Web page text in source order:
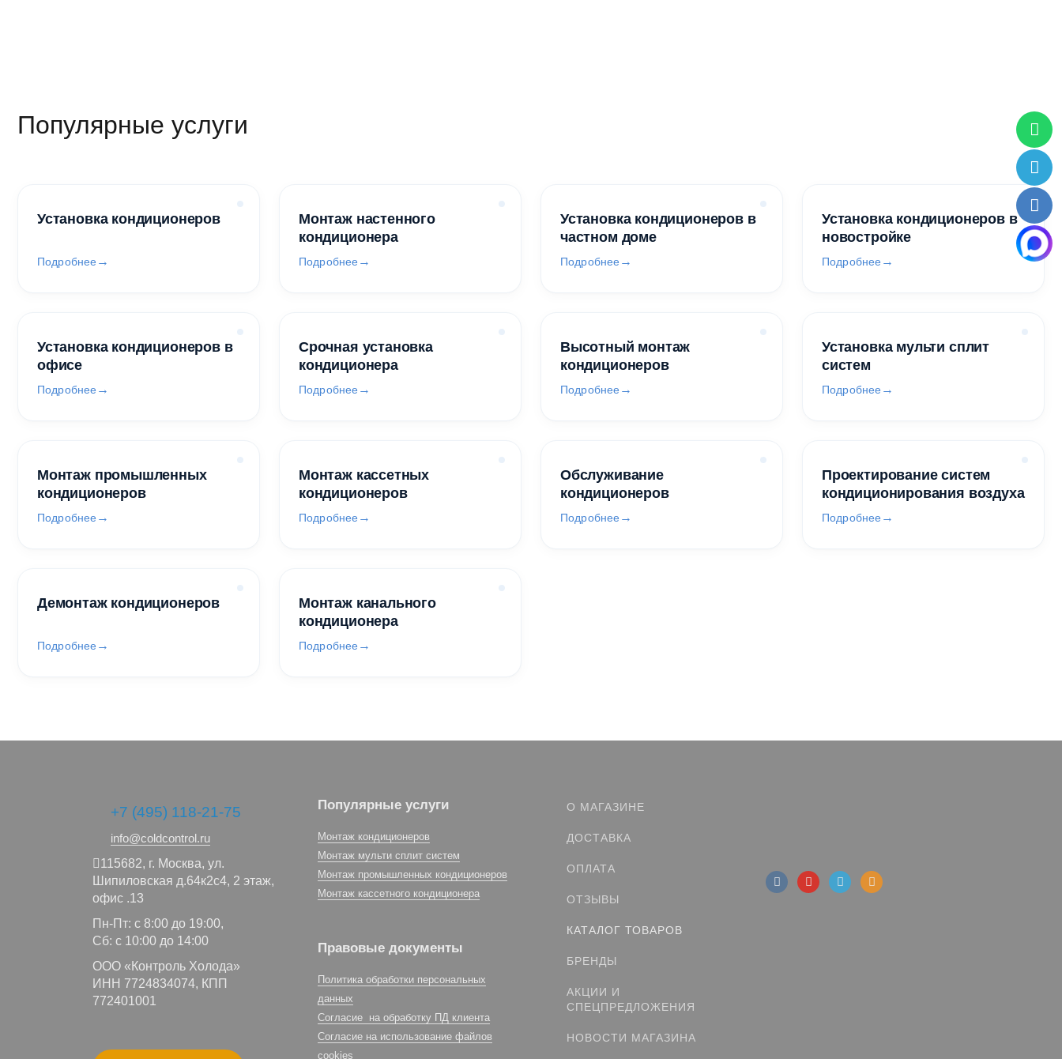
Популярные услуги
Установка кондиционеров
Подробнее
Монтаж настенного
кондиционера
Подробнее
Установка кондиционеров в
частном доме
Подробнее
Установка кондиционеров в
новостройке
Подробнее
Установка кондиционеров в
офисе
Подробнее
Срочная установка
кондиционера
Подробнее
Высотный монтаж
кондиционеров
Подробнее
Установка мульти сплит
систем
Подробнее
Монтаж промышленных
кондиционеров
Подробнее
Монтаж кассетных
кондиционеров
Подробнее
Обслуживание
кондиционеров
Подробнее
Проектирование систем
кондиционирования воздуха
Подробнее
Демонтаж кондиционеров
Подробнее
Монтаж канального
кондиционера
Подробнее
+7 (495) 118-21-75
info@coldcontrol.ru
115682, г. Москва, ул.
Шипиловская д.64к2с4, 2 этаж,
офис .13
Пн-Пт: с 8:00 до 19:00,
Сб: с 10:00 до 14:00
ООО «Контроль Холода»
ИНН 7724834074, КПП
772401001
Популярные услуги
Монтаж кондиционеров
Монтаж мульти сплит систем
Монтаж промышленных кондиционеров
Монтаж кассетного кондиционера
Правовые документы
Политика обработки персональных
данных
Согласие на обработку ПД клиента
Согласие на использование файлов
cookies
О МАГАЗИНЕ
ДОСТАВКА
ОПЛАТА
ОТЗЫВЫ
КАТАЛОГ ТОВАРОВ
БРЕНДЫ
АКЦИИ И
СПЕЦПРЕДЛОЖЕНИЯ
НОВОСТИ МАГАЗИНА